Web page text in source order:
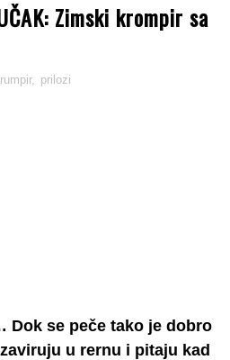
Zimski krompir sa
, prilozi
Dok se peče tako je dobro
u rernu i pitaju kad